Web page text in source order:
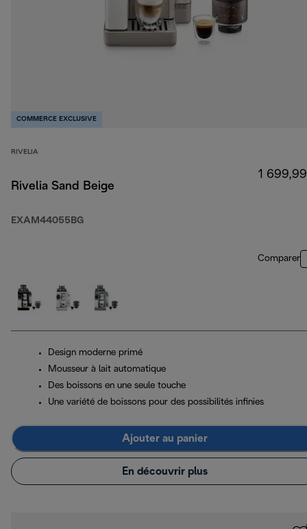
COMMERCE EXCLUSIVE
RIVELIA
Rivelia Sand Beige
EXAM44055BG
1
Comparer
Design moderne primé
Mousseur à lait automatique
Des boissons en une seule touche
Une variété de boissons pour des possibilités infinies
Ajouter au panier
En découvrir plus